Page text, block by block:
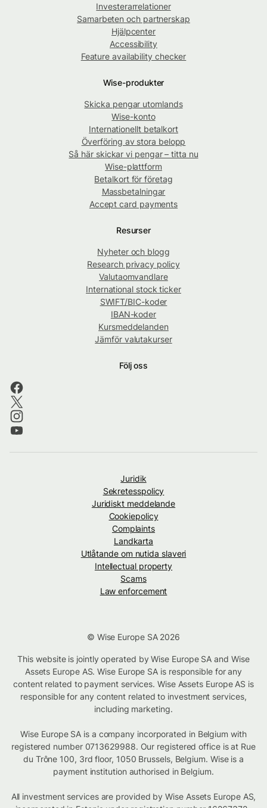
Investerarrelationer
Samarbeten och partnerskap
Hjälpcenter
Accessibility
Feature availability checker
Wise-produkter
Skicka pengar utomlands
Wise-konto
Internationellt betalkort
Överföring av stora belopp
Så här skickar vi pengar – titta nu
Wise-plattform
Betalkort för företag
Massbetalningar
Accept card payments
Resurser
Nyheter och blogg
Research privacy policy
Valutaomvandlare
International stock ticker
SWIFT/BIC-koder
IBAN-koder
Kursmeddelanden
Jämför valutakurser
Följ oss
Juridik
Sekretesspolicy
Juridiskt meddelande
Cookiepolicy
Complaints
Landkarta
Utlåtande om nutida slaveri
Intellectual property
Scams
Law enforcement
© Wise Europe SA 2026
This website is jointly operated by Wise Europe SA and Wise
Assets Europe AS. Wise Europe SA is responsible for any
content related to payment services. Wise Assets Europe AS is
responsible for any content related to investment services,
including marketing.
Wise Europe SA is a company incorporated in Belgium with
registered number 0713629988. Our registered office is at Rue
du Trône 100, 3rd floor, 1050 Brussels, Belgium. Wise is a
payment institution authorised in Belgium.
All investment services are provided by Wise Assets Europe AS,